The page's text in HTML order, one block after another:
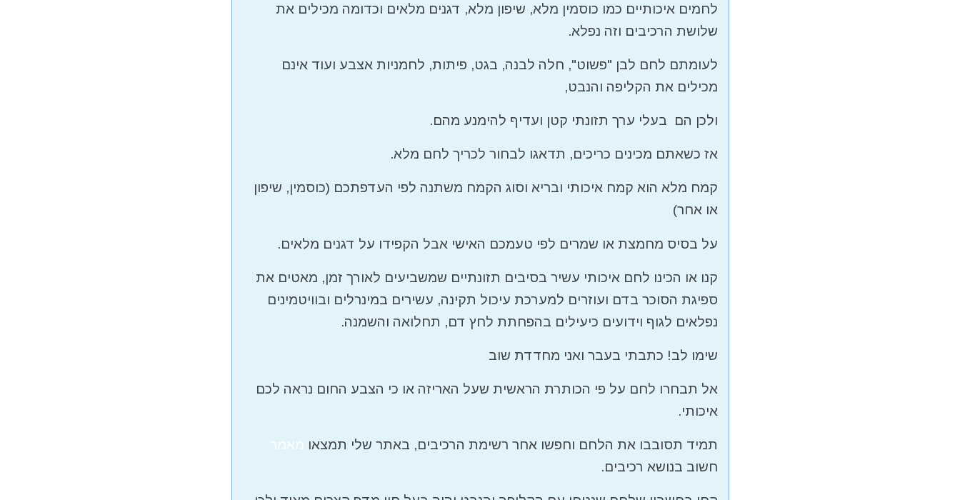
לחמים איכותיים כמו כוסמין מלא, שיפון מלא, דגנים מלאים וכדומה מכילים את
שלושת הרכיבים וזה נפלא.
לעומתם לחם לבן "פשוט", חלה לבנה, בגט, פיתות, לחמניות אצבע ועוד אינם
מכילים את הקליפה והנבט,
ולכן הם בעלי ערך תזונתי קטן ועדיף להימנע מהם.
אז כשאתם מכינים כריכים, תדאגו לבחור לכריך לחם מלא.
קמח מלא הוא קמח איכותי ובריא וסוג הקמח משתנה לפי העדפתכם (כוסמין, שיפון
או אחר)
על בסיס מחמצת או שמרים לפי טעמכם האישי אבל הקפידו על דגנים מלאים.
קנו או הכינו לחם איכותי עשיר בסיבים תזונתיים שמשביעים לאורך זמן, מאטים את
ספיגת הסוכר בדם ועוזרים למערכת עיכול תקינה, עשירים במינרלים ובוויטמינים
נפלאים לגוף וידועים כיעילים בהפחתת לחץ דם, תחלואה והשמנה.
שימו לב! כתבתי בעבר ואני מחדדת שוב
אל תבחרו לחם על פי הכותרת הראשית שעל האריזה או כי הצבע החום נראה לכם
איכותי.
תמיד תסובבו את הלחם וחפשו אחר רשימת הרכיבים, באתר שלי תמצאו מאמר
חשוב בנושא רכיבים.